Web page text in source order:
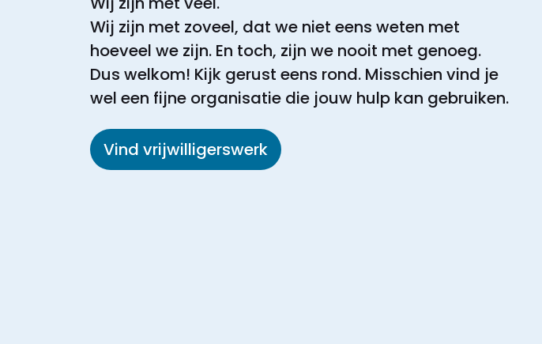
Wij zijn met zoveel, dat we niet eens weten met
hoeveel we zijn. En toch, zijn we nooit met genoeg.
Dus welkom! Kijk gerust eens rond. Misschien vind je
wel een fijne organisatie die jouw hulp kan gebruiken.
Vind vrijwilligerswerk